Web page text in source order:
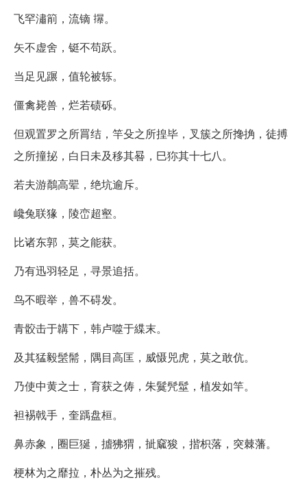
飞罕潚箾，流镝 㩧。
矢不虚舍，铤不苟跃。
当足见蹍，值轮被轹。
僵禽毙兽，烂若碛砾。
但观置罗之所罥结，竿殳之所揘毕，叉簇之所搀捔，徒搏
之所撞㧙，白日未及移其晷，巳狝其十七八。
若夫游鷮高翚，绝坑逾斥。
巉兔联猭，陵峦超壑。
比诸东郭，莫之能获。
乃有迅羽轻足，寻景追括。
鸟不暇举，兽不碍发。
青骹击于韝下，韩卢噬于緤末。
及其猛毅髬髵，隅目高匡，威慑兕虎，莫之敢伉。
乃使中黄之士，育获之俦，朱鬕髠髽，植发如竿。
袒裼戟手，奎踽盘桓。
鼻赤象，圈巨狿，摣狒猬，㧗窳狻，揩枳落，突棘藩。
梗林为之靡拉，朴丛为之摧残。